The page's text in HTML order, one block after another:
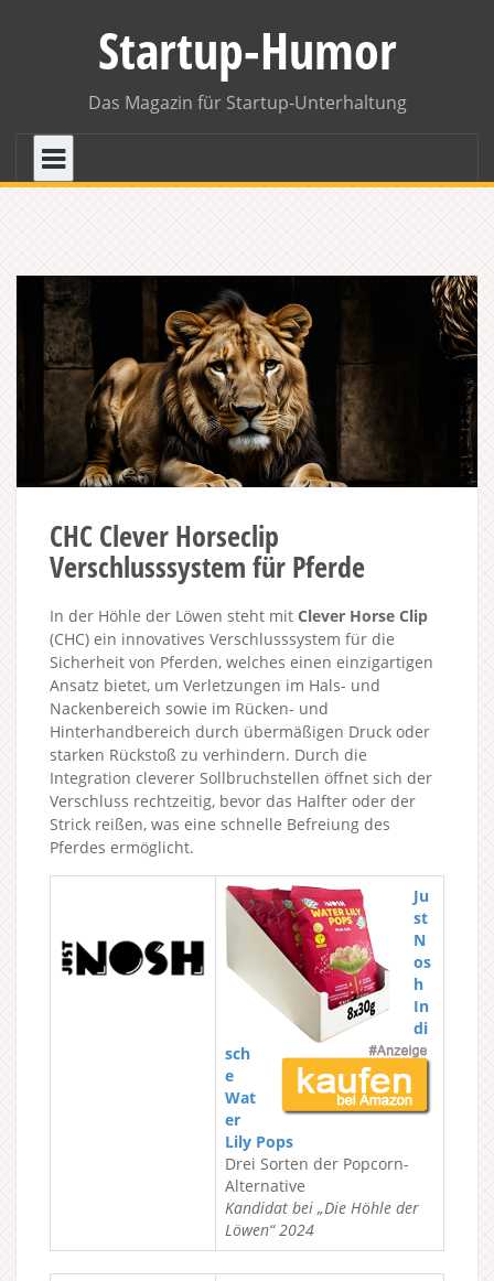
Startup-Humor
Das Magazin für Startup-Unterhaltung
CHC Clever Horseclip
Verschlusssystem für Pferde
In der Höhle der Löwen steht mit Clever Horse Clip
(CHC) ein innovatives Verschlusssystem für die
Sicherheit von Pferden, welches einen einzigartigen
Ansatz bietet, um Verletzungen im Hals- und
Nackenbereich sowie im Rücken- und
Hinterhandbereich durch übermäßigen Druck oder
starken Rückstoß zu verhindern. Durch die
Integration cleverer Sollbruchstellen öffnet sich der
Verschluss rechtzeitig, bevor das Halfter oder der
Strick reißen, was eine schnelle Befreiung des
Pferdes ermöglicht.
Ju
st
N
os
h
In
di
sch
e
Wat
er
Lily Pops
Drei Sorten der Popcorn-
Alternative
Kandidat bei „Die Höhle der
Löwen“ 2024